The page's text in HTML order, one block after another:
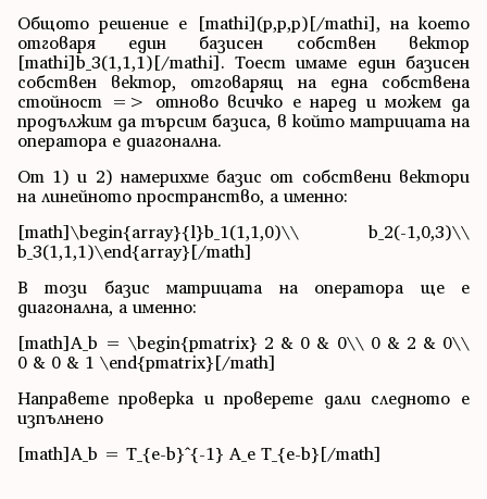
Общото решение е [mathi](p,p,p)[/mathi], на което
отговаря един базисен собствен вектор
[mathi]b_3(1,1,1)[/mathi]. Тоест имаме един базисен
собствен вектор, отговарящ на една собствена
стойност => отново всичко е наред и можем да
продължим да търсим базиса, в който матрицата на
оператора е диагонална.
От 1) и 2) намерихме базис от собствени вектори
на линейното пространство, а именно:
[math]\begin{array}{l}b_1(1,1,0)\\ b_2(-1,0,3)\\
b_3(1,1,1)\end{array}[/math]
В този базис матрицата на оператора ще е
диагонална, а именно:
[math]A_b = \begin{pmatrix} 2 & 0 & 0\\ 0 & 2 & 0\\
0 & 0 & 1 \end{pmatrix}[/math]
Направете проверка и проверете дали следното е
изпълнено
[math]A_b = T_{e-b}^{-1} A_e T_{e-b}[/math]